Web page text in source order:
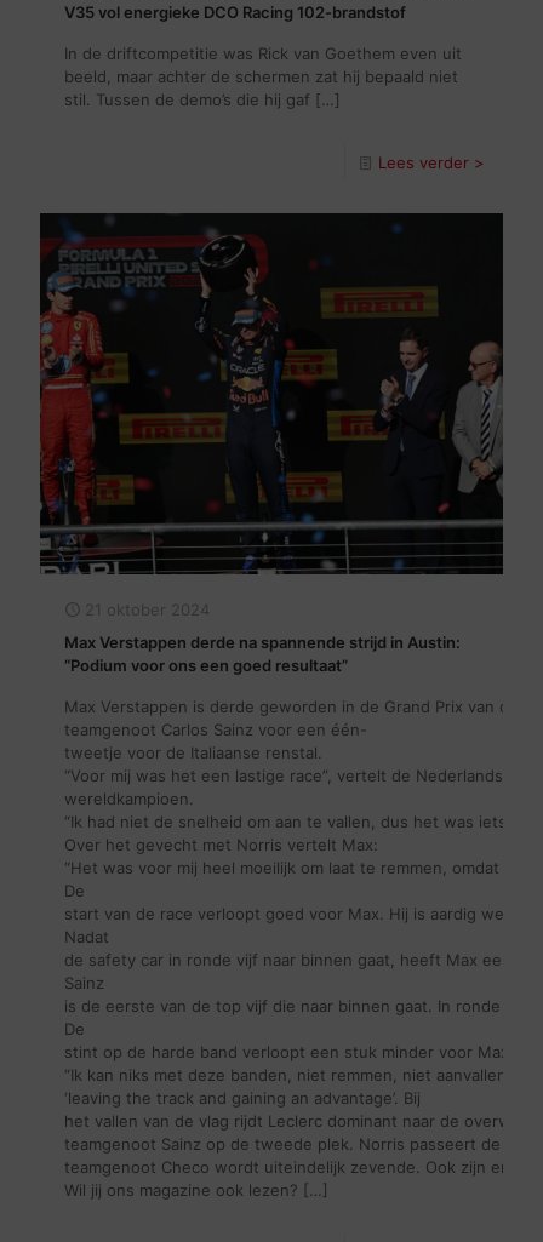
V35 vol energieke DCO Racing 102-brandstof
In de driftcompetitie was Rick van Goethem even uit
beeld, maar achter de schermen zat hij bepaald niet
stil. Tussen de demo’s die hij gaf […]
Lees verder >
21 oktober 2024
Max Verstappen derde na spannende strijd in Austin:
“Podium voor ons een goed resultaat”
Max Verstappen is derde geworden in de Grand Prix van de
teamgenoot Carlos Sainz voor een één-
tweetje voor de Italiaanse renstal.
“Voor mij was het een lastige race”, vertelt de Nederlandse
wereldkampioen.
“Ik had niet de snelheid om aan te vallen, dus het was iets
Over het gevecht met Norris vertelt Max:
“Het was voor mij heel moeilijk om laat te remmen, omdat
De
start van de race verloopt goed voor Max. Hij is aardig weg
Nadat
de safety car in ronde vijf naar binnen gaat, heeft Max een
Sainz
is de eerste van de top vijf die naar binnen gaat. In ronde 22
De
stint op de harde band verloopt een stuk minder voor Max.
“Ik kan niks met deze banden, niet remmen, niet
‘leaving the track and gaining an advantage’. Bij
het vallen van de vlag rijdt Leclerc dominant naar de
teamgenoot Sainz op de tweede plek. Norris passeert de
teamgenoot Checo wordt uiteindelijk zevende. Ook zijn er
Wil jij ons magazine ook lezen? […]